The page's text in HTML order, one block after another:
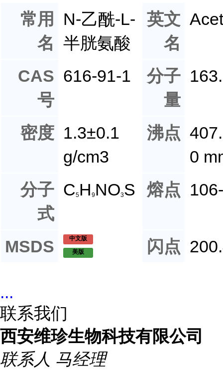
常用
名
N-乙酰-L-
半胱氨酸
英文
名
CAS
号
616-91-1
分子
量
密度 1.3±0.1
g/cm3
沸点
0
分子
式
C5H 9NO3S 熔点
MSDS
中文版
美版
闪点
...
联系我们
西安维珍生物科技有限公司
联系人 马经理